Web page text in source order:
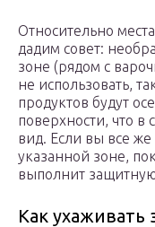
Относительно
дадим совет:
зоне (рядом с
не использовать,
продуктов будут
поверхности, что
вид. Если вы все
указанной зоне,
выполнит
Как ухаживать